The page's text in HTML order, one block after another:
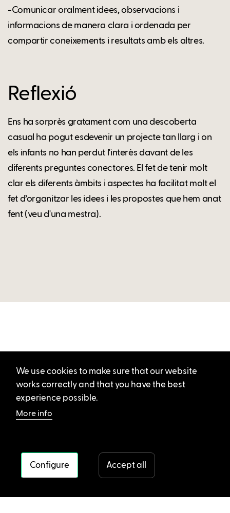
-Comunicar oralment idees, observacions i
informacions de manera clara i ordenada per
compartir coneixements i resultats amb els altres.
Reflexió
Ens ha sorprès gratament com una descoberta
casual ha pogut esdevenir un projecte tan llarg i on
els infants no han perdut l'interès davant de les
diferents preguntes conectores. El fet de tenir molt
clar els diferents àmbits i aspectes ha facilitat molt el
fet d’organitzar les idees i les propostes que hem anat
fent (veu d'una mestra).
We use cookies to make sure that our website
works correctly and that you have the best
experience possible.
More info
Configure Accept all